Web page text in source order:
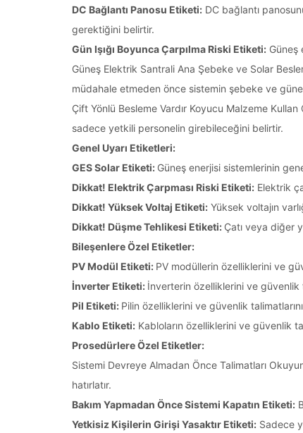
DC Bağlantı Panosu Etiketi: DC bağlantı
gerektiğini belirtir.
Gün Işığı Boyunca Çarpılma Riski Etiketi: Güneş
Güneş Elektrik Santrali Ana Şebeke ve Solar
müdahale etmeden önce sistemin şebeke ve
Çift Yönlü Besleme Vardır Koyucu Malzeme
sadece yetkili personelin girebileceğini belirtir.
Genel Uyarı Etiketleri:
GES Solar Etiketi: Güneş enerjisi sistemlerinin
Dikkat! Elektrik Çarpması Riski Etiketi: Elektrik
Dikkat! Yüksek Voltaj Etiketi: Yüksek voltajın
Dikkat! Düşme Tehlikesi Etiketi: Çatı veya diğer
Bileşenlere Özel Etiketler:
PV Modül Etiketi: PV modüllerin özelliklerini ve
İnverter Etiketi: İnverterin özelliklerini ve güvenlik
Pil Etiketi: Pilin özelliklerini ve güvenlik
Kablo Etiketi: Kabloların özelliklerini ve güvenlik
Prosedürlere Özel Etiketler:
Sistemi Devreye Almadan Önce Talimatları
hatırlatır.
Bakım Yapmadan Önce Sistemi Kapatın Etiketi:
Yetkisiz Kişilerin Girişi Yasaktır Etiketi: Sadece